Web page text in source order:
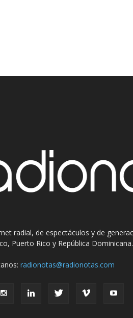
radial, de espectáculos y de
Puerto Rico y República Dominicana.
radionotas@radionotas.com